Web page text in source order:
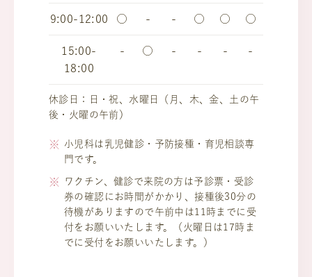
9:00-12:00 ○ - - ○ ○ ○
15:00-
18:00
- ○ - - - -
休診日：日・祝、水曜日（月、木、金、土の午
後・火曜の午前）
小児科は乳児健診・予防接種・育児相談専
門です。
ワクチン、健診で来院の方は予診票・受診
券の確認にお時間がかかり、接種後30分の
待機がありますので午前中は11時までに受
付をお願いいたします。（火曜日は17時ま
でに受付をお願いいたします。）